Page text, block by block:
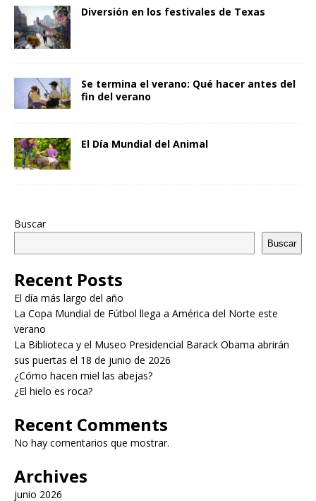
Diversión en los festivales de Texas
Se termina el verano: Qué hacer antes del
fin del verano
El Día Mundial del Animal
Buscar
Buscar
Recent Posts
El día más largo del año
La Copa Mundial de Fútbol llega a América del Norte este
verano
La Biblioteca y el Museo Presidencial Barack Obama abrirán
sus puertas el 18 de junio de 2026
¿Cómo hacen miel las abejas?
¿El hielo es roca?
Recent Comments
No hay comentarios que mostrar.
Archives
junio 2026